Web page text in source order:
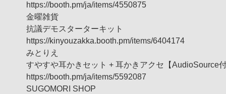
https://booth.pm/ja/items/4550875
金曜雑貨
抗議デモスターターキット
https://kinyouzakka.booth.pm/items/6404174
みとりえ
すやすや耳かきセット + 耳かきアクセ【AudioSource
https://booth.pm/ja/items/5592087
SUGOMORI SHOP